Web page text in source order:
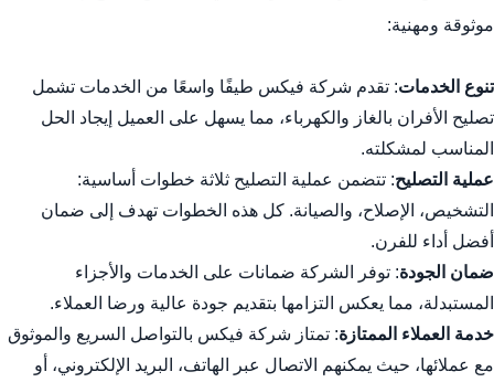
موثوقة ومهنية:
تنوع الخدمات: تقدم شركة فيكس طيفًا واسعًا من الخدمات تشمل
تصليح الأفران بالغاز والكهرباء، مما يسهل على العميل إيجاد الحل
المناسب لمشكلته.
عملية التصليح: تتضمن عملية التصليح ثلاثة خطوات أساسية:
التشخيص، الإصلاح، والصيانة. كل هذه الخطوات تهدف إلى ضمان
أفضل أداء للفرن.
ضمان الجودة: توفر الشركة ضمانات على الخدمات والأجزاء
المستبدلة، مما يعكس التزامها بتقديم جودة عالية ورضا العملاء.
خدمة العملاء الممتازة: تمتاز شركة فيكس بالتواصل السريع والموثوق
مع عملائها، حيث يمكنهم الاتصال عبر الهاتف، البريد الإلكتروني، أو